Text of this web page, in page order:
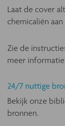
Laat de cover
chemicaliën
Zie de
meer
24/7 nuttige
Bekijk onze
bronnen.